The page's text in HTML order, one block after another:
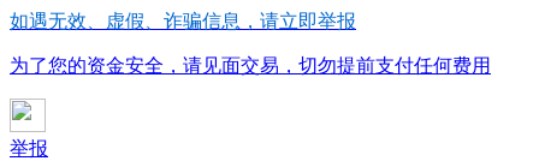
如遇无效、虚假、诈骗信息，请立即举报
为了您的资金安全，请见面交易，切勿提前支付任何费用
举报